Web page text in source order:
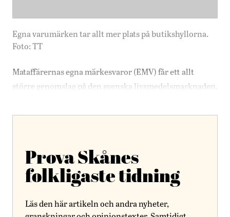
Egna varumärken tar allt mer plats på butikshyllorna.
Foto: TT
Mataffärernas egna märkesvaror (EMV) får ett allt
större genomslag på den svenska livsmedelsmarknaden.
Prova Skånes
folkligaste tidning
Läs den här artikeln och andra nyheter,